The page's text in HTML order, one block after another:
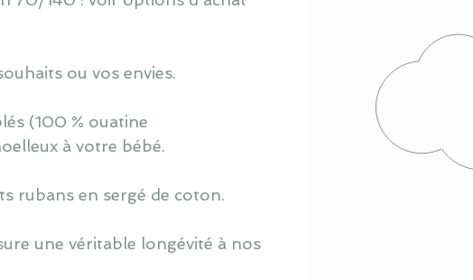
ou vos envies.
(100 % ouatine
à votre bébé.
rubans en sergé de coton.
une véritable longévité à nos